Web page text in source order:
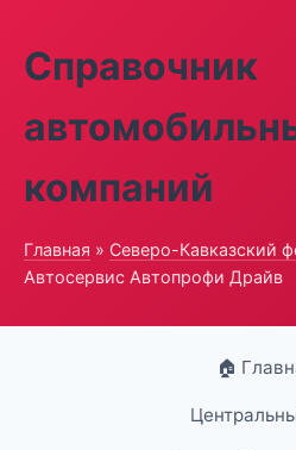
Справочник
компаний
Главная » Северо-Кавказский
Автосервис Автопрофи Драйв
🏠